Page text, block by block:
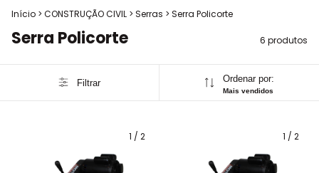
Início > CONSTRUÇÃO CIVIL > Serras > Serra Policorte
Serra Policorte 6 produtos
Filtrar Ordenar por:
Mais vendidos
1 / 2 1 / 2